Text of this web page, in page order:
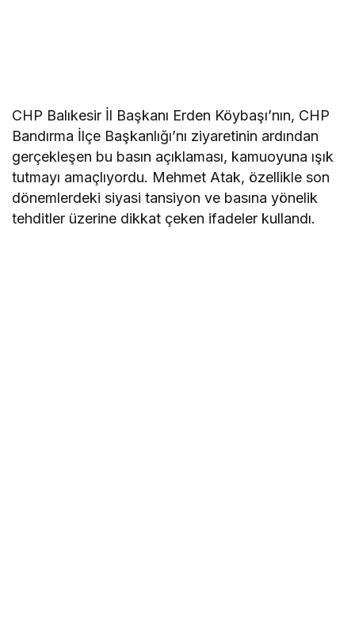
CHP Balıkesir İl Başkanı Erden Köybaşı’nın, CHP
Bandırma İlçe Başkanlığı’nı ziyaretinin ardından
gerçekleşen bu basın açıklaması, kamuoyuna ışık
tutmayı amaçlıyordu. Mehmet Atak, özellikle son
dönemlerdeki siyasi tansiyon ve basına yönelik
tehditler üzerine dikkat çeken ifadeler kullandı.